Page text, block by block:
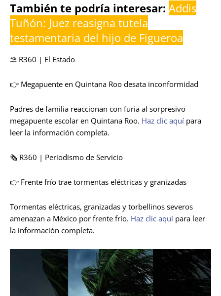
También te podría interesar: Addis
Tuñón: Juez reasigna tutela
testamentaria del hijo de Figueroa
⛱️ R360 | El Estado
👉 Megapuente en Quintana Roo desata inconformidad
Padres de familia reaccionan con furia al sorpresivo
megapuente escolar en Quintana Roo. Haz clic aquí para
leer la información completa.
🗞️ R360 | Periodismo de Servicio
👉 Frente frío trae tormentas eléctricas y granizadas
Tormentas eléctricas, granizadas y torbellinos severos
amenazan a México por frente frío. Haz clic aquí para leer
la información completa.